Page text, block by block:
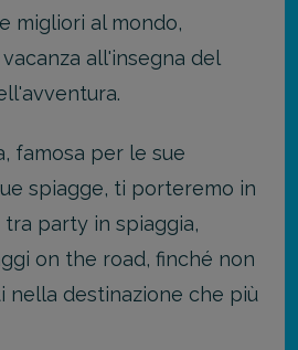
migliori al mondo,
all'insegna del
famosa per le sue
spiagge, ti porteremo in
party in spiaggia,
on the road, finché non
nella destinazione che più